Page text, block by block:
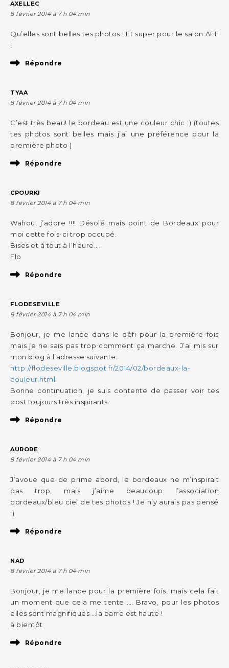
AXELLEC
8 février 2014 à 7 h 04 min
Qu’elles sont belles tes photos ! Et super pour le salon AEF
!
Répondre
TYAA
8 février 2014 à 7 h 04 min
C’est très beau! le bordeau est une couleur chic :) (toutes
tes photos sont belles mais j’ai une préférence pour la
première photo )
Répondre
CPOURKI
8 février 2014 à 7 h 04 min
Wahou, j’adore !!!! Désolé mais point de Bordeaux pour
moi cette fois-ci trop occupé.
Bises et à tout à l’heure….
Flo
Répondre
FLODESEVILLE
8 février 2014 à 7 h 04 min
Bonjour, je me lance dans le défi pour la première fois
mais je ne sais pas trop comment ça marche. J’ai mis sur
mon blog à l’adresse suivante:
http://flodeseville.blogspot.fr/2014/02/bordeaux-la-
couleur.html
Bonne continuation, je suis contente de passer voir tes
post toujours très inspirants.
Répondre
AURORE
8 février 2014 à 7 h 04 min
J’avoue que de prime abord, le bordeaux ne m’inspirait
pas trop, mais j’aime beaucoup l’association
bordeaux/bleu ciel de tes photos ! Je n’y aurais pas pensé
;)
Répondre
NAD
8 février 2014 à 7 h 04 min
Bonjour, je me lance pour la première fois, mais cela fait
un moment que cela me tente …. Bravo, pour les photos
elles sont magnifiques …la barre est haute !
à bientôt
Répondre